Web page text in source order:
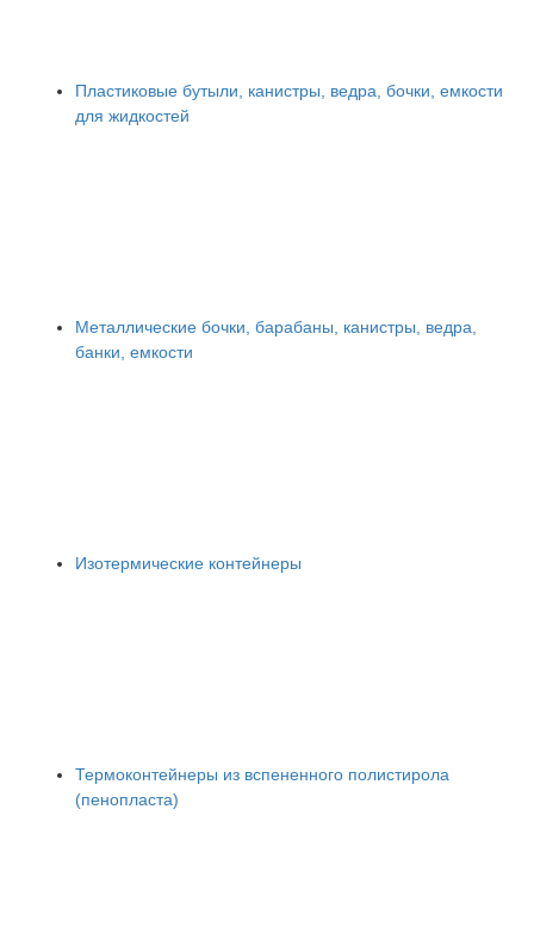
Пластиковые бутыли, канистры, ведра, бочки, емкости
для жидкостей
Металлические бочки, барабаны, канистры, ведра,
банки, емкости
Изотермические контейнеры
Термоконтейнеры из вспененного полистирола
(пенопласта)